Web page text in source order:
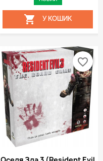
 У КОШИК
favorite_border